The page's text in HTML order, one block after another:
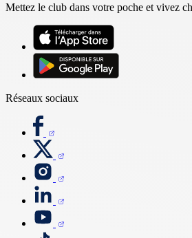
Mettez le club dans votre poche et vivez
Réseaux sociaux